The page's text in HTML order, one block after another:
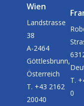
Wien
Landstrasse
38
A-2464
Göttlesbrunn,
Österreich
T. +43 2162
20040
T.
0